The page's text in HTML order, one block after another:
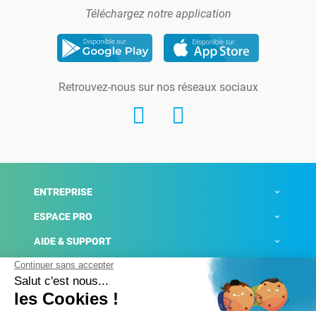
Téléchargez notre application
Retrouvez-nous sur nos réseaux sociaux
ENTREPRISE
ESPACE PRO
AIDE & SUPPORT
ACTUALITÉS